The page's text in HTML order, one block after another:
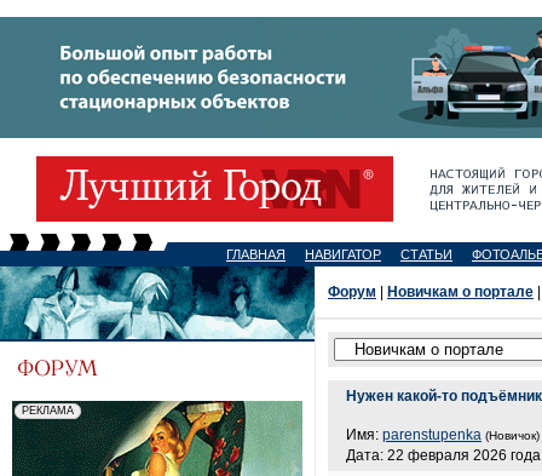
ГЛАВНАЯ НАВИГАТОР СТАТЬИ
Форум Новичкам о портале
Нужен какой-то
Имя: parenstupenka (Новичок)
Дата: 22 февраля 2026